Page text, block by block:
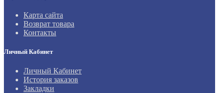
Карта сайта
Возврат товара
Контакты
Личный Кабинет
Личный Кабинет
История заказов
Закладки